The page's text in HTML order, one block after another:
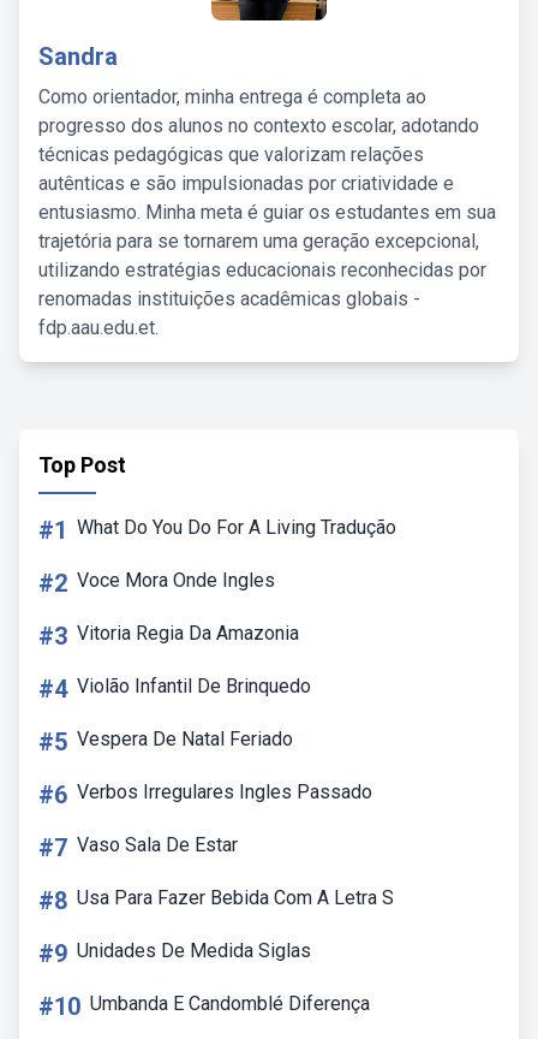
Sandra
Como orientador, minha entrega é completa ao
progresso dos alunos no contexto escolar, adotando
técnicas pedagógicas que valorizam relações
autênticas e são impulsionadas por criatividade e
entusiasmo. Minha meta é guiar os estudantes em sua
trajetória para se tornarem uma geração excepcional,
utilizando estratégias educacionais reconhecidas por
renomadas instituições acadêmicas globais -
fdp.aau.edu.et.
Top Post
#1 What Do You Do For A Living Tradução
#2 Voce Mora Onde Ingles
#3 Vitoria Regia Da Amazonia
#4 Violão Infantil De Brinquedo
#5 Vespera De Natal Feriado
#6 Verbos Irregulares Ingles Passado
#7 Vaso Sala De Estar
#8 Usa Para Fazer Bebida Com A Letra S
#9 Unidades De Medida Siglas
#10 Umbanda E Candomblé Diferença